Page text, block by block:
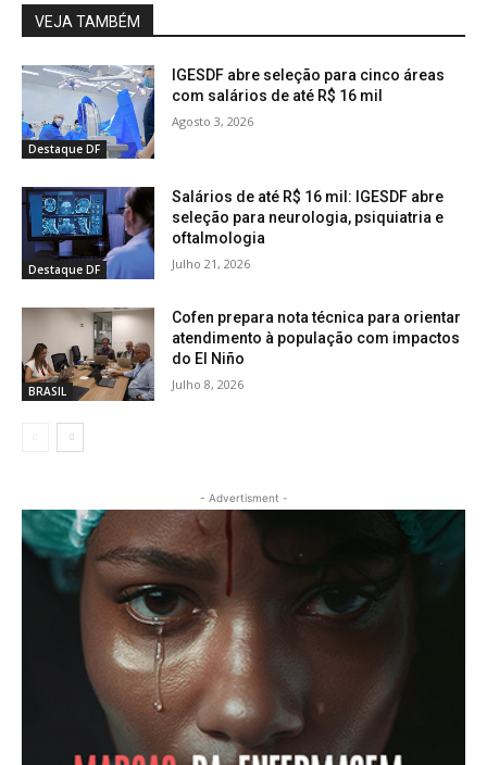
VEJA TAMBÉM
Destaque DF
IGESDF abre seleção para cinco áreas
com salários de até R$ 16 mil
Agosto 3, 2026
Destaque DF
Salários de até R$ 16 mil: IGESDF abre
seleção para neurologia, psiquiatria e
oftalmologia
Julho 21, 2026
BRASIL
Cofen prepara nota técnica para orientar
atendimento à população com impactos
do El Niño
Julho 8, 2026
- Advertisment -